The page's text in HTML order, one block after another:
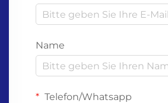
Name
Telefon/Whatsapp